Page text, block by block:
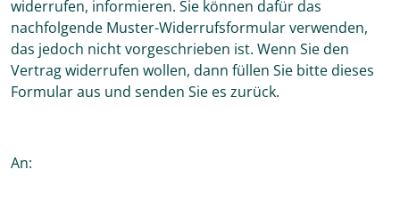
widerrufen, informieren. Sie können dafür das
nachfolgende Muster-Widerrufsformular verwenden,
das jedoch nicht vorgeschrieben ist. Wenn Sie den
Vertrag widerrufen wollen, dann füllen Sie bitte dieses
Formular aus und senden Sie es zurück.
An: